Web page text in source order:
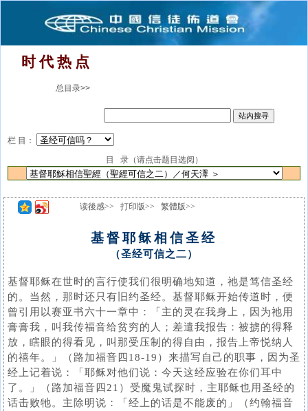
时 代 热 点
总目录>>
栏 目：
目 录（请点击题目选阅）
读後感>> 打印版>> 繁體版>>
基督耶稣相信圣经
（圣经可信之二）
基督耶稣在世时的言行使我们很明确地知道，祂是笃信圣经
的。当然，那时还只有旧约圣经。基督耶稣开始传道时，便
曾引用以赛亚书六十一章中：「主的灵在我身上，因为祂用
膏膏我，叫我传福音给贫穷的人；差遣我报告：被掳的得释
放，瞎眼的得看见，叫那受压制的得自由，报告上帝悦纳人
的禧年。」（路加福音四18-19）来描写自己的职事，因为圣
经上记着说：「耶稣对他们说：今天这经应验在你们耳中
了。」（路加福音四21）受魔鬼试探时，主耶稣也用圣经的
话击败牠。主除明说：「经上的话是不能废的」（约翰福音